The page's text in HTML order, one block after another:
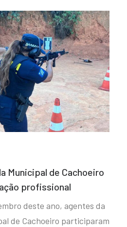
Municipal de Cachoeiro
profissional
deste ano, agentes da
de Cachoeiro participaram